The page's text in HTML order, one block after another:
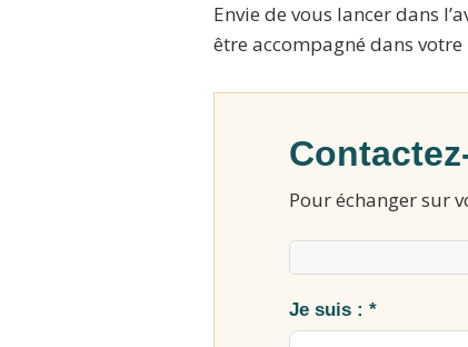
Envie de vous lancer dans
être accompagné dans
Pour échanger sur
Je suis : *